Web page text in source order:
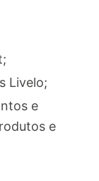
Livelo;
e
e